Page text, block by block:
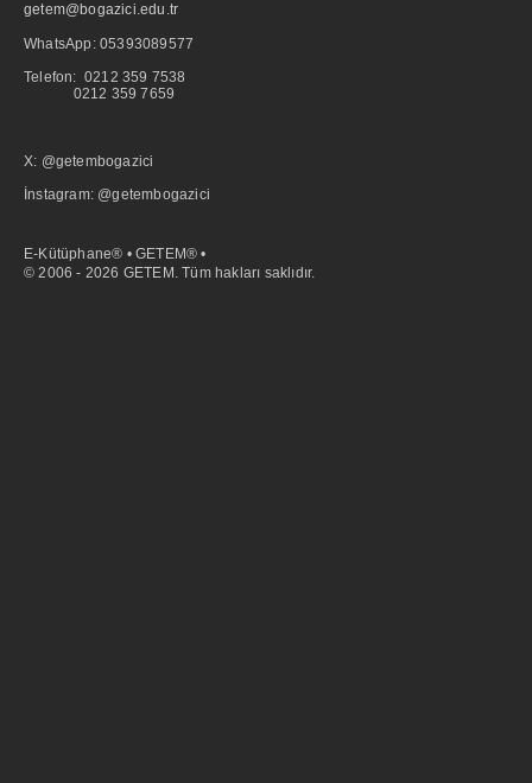
getem@bogazici.edu.tr
WhatsApp: 05393089577
Telefon: 0212 359 7538
0212 359 7659
X: @getembogazici
İnstagram: @getembogazici
E-Kütüphane® • GETEM® •
© 2006 - 2026 GETEM. Tüm hakları saklıdır.